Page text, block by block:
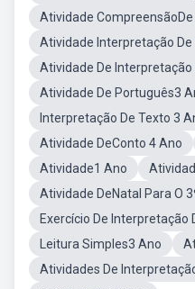
Atividade
Atividade Interpretação De
Atividade De Interpretação
Atividade De Português3
Interpretação De Texto 3
Atividade DeConto 4 Ano
Atividade1 Ano
Atividade DeNatal Para O
Exercício De Interpretação
Leitura Simples3 Ano
Atividades De